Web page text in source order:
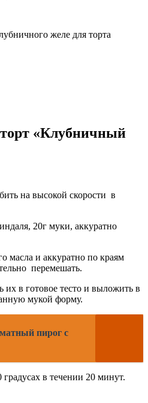
желе для торта
«Клубничный
на высокой скорости в
20г муки, аккуратно
масла и аккуратно по краям
перемешать.
их в готовое тесто и выложить в
мукой форму.
пирог с
в течении 20 минут.